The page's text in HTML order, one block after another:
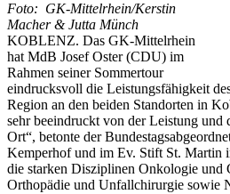
Foto: GK-Mittelrhein/Kerstin
Macher & Jutta Münch
KOBLENZ. Das GK-Mittelrhein
hat MdB Josef Oster (CDU) im
Rahmen seiner Sommertour
eindrucksvoll die Leistungsfähigkeit
Region an den beiden Standorten in
sehr beeindruckt von der Leistung und
Ort“, betonte der
Kemperhof und im Ev. Stift St. Martin
die starken Disziplinen Onkologie und
Orthopädie und Unfallchirurgie sowie